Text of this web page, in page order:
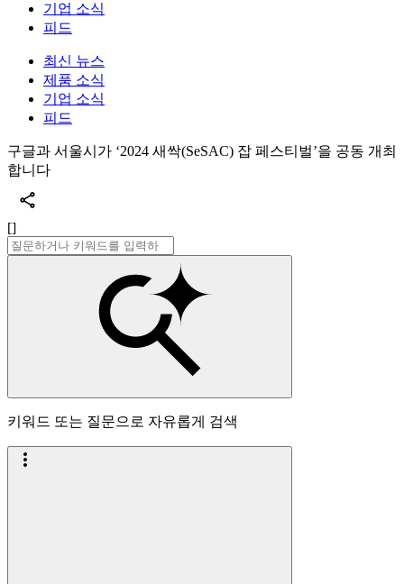
기업 소식
피드
최신 뉴스
제품 소식
기업 소식
피드
구글과 서울시가 ‘2024 새싹(SeSAC) 잡 페스티벌’을 공동 개최
합니다
[]
키워드 또는 질문으로 자유롭게 검색